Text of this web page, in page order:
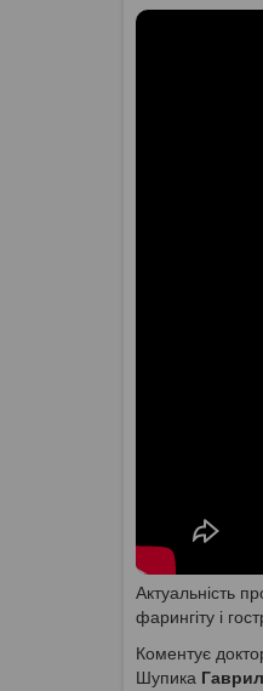
Актуальність
фарингіту і
Коментує
Шупика